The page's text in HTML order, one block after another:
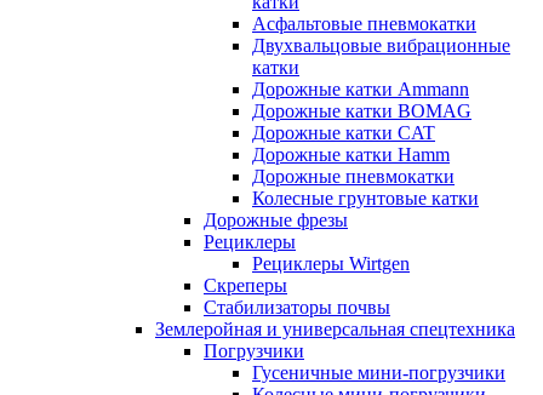
Асфальтовые пневмокатки
Двухвальцовые вибрационные
катки
Дорожные катки Ammann
Дорожные катки BOMAG
Дорожные катки CAT
Дорожные катки Hamm
Дорожные пневмокатки
Колесные грунтовые катки
Дорожные фрезы
Рециклеры
Рециклеры Wirtgen
Скреперы
Стабилизаторы почвы
Землеройная и универсальная спецтехника
Погрузчики
Гусеничные мини-погрузчики